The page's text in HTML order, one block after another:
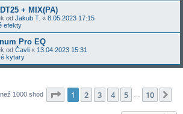
+ MIX(PA)
od Jakub T. « 8.05.2023 17:15
efekty
Pro EQ
od Čavli « 13.04.2023 15:31
kytary
1000 shod Stránka z 10
1 2 3 4 5 10